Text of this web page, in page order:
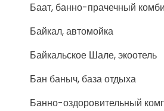
Баат, банно-прачечный
Байкал, автомойка
Байкальское Шале, экоотель
Бан баныч, база отдыха
Банно-оздоровительный